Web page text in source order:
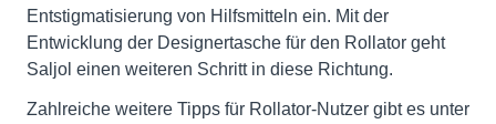
Entstigmatisierung von Hilfsmitteln ein. Mit der
Entwicklung der Designertasche für den Rollator geht
Saljol einen weiteren Schritt in diese Richtung.
Zahlreiche weitere Tipps für Rollator-Nutzer gibt es unter